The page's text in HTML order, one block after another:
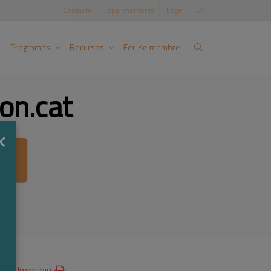
Contacte Espai membres Login CA
Programes Recursos Fer-se membre